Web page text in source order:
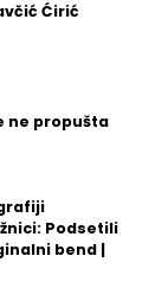
Ćirić
ne propušta
Podsetili
bend |